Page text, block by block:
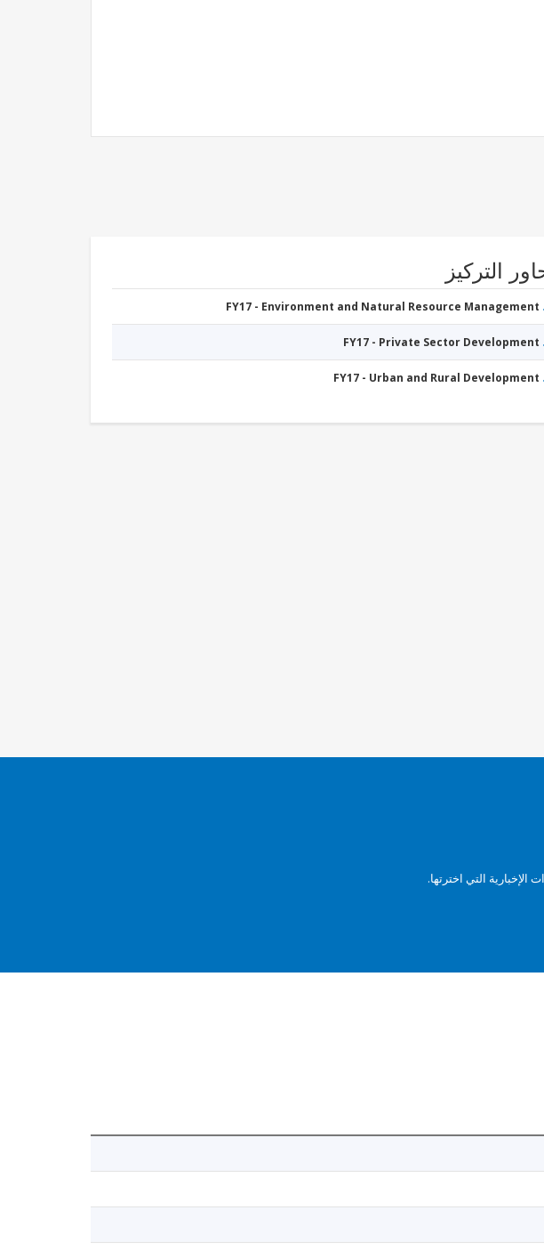
التركيز
FY17 - Environment and Natural Resource Management
FY17 - Private Sector Development
FY17 - Urban and Rural Development
التي اخترتها.